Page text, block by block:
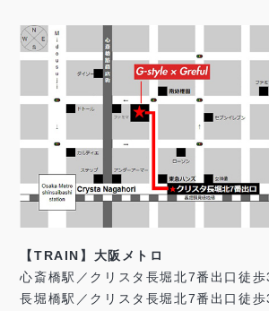
【TRAIN】大阪メトロ
心斎橋駅／クリスタ長堀北7番出口徒歩
長堀橋駅／クリスタ長堀北7番出口徒歩